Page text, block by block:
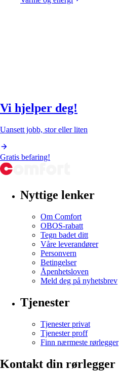
Vi hjelper deg!
Uansett jobb, stor eller liten
Gratis befaring!
Nyttige lenker
Om Comfort
OBOS-rabatt
Tegn badet ditt
Våre leverandører
Personvern
Betingelser
Åpenhetsloven
Meld deg på nyhetsbrev
Tjenester
Tjenester privat
Tjenester proff
Finn nærmeste rørlegger
Kontakt din rørlegger